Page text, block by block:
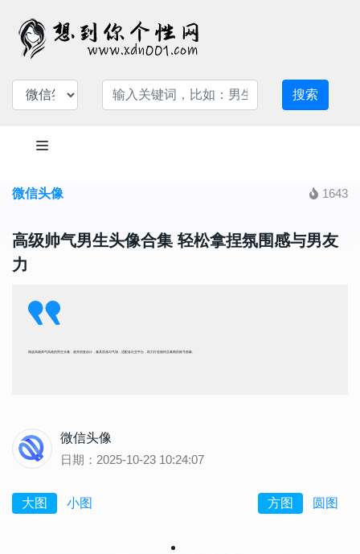
搜索
微信头像 1643
高级帅气男生头像合集 轻松拿捏氛围感与男友
力
精选高级帅气风格的男生头像，避开俗套设计，兼具质感与气场，适配各社交平台，助力打造独特且吸睛的账号形象。
微信头像
日期：2025-10-23 10:24:07
大图 小图 方图 圆图